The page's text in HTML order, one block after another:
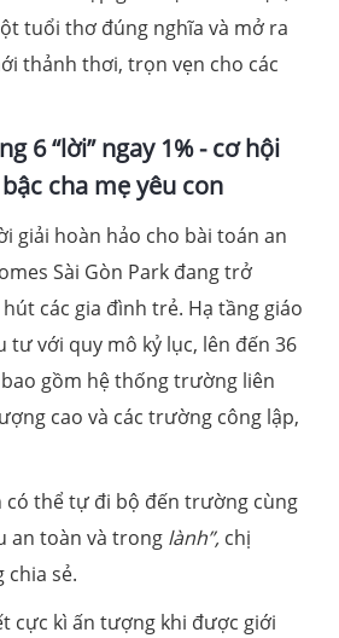
tuổi thơ đúng nghĩa và mở ra
thảnh thơi, trọn vẹn cho các
6“lời” ngay 1%- cơ hội
cha mẹ yêu con
giải hoàn hảo cho bài toán an
Sài Gòn Park đang trở
các gia đình trẻ. Hạ tầng giáo
tư với quy mô kỷ lục, lên đến 36
gồm hệ thống trường liên
cao và các trường công lập,
có thể tự đi bộ đến trường cùng
an toàn và trong lành”, chị
chia sẻ.
cực kì ấn tượng khi được giới